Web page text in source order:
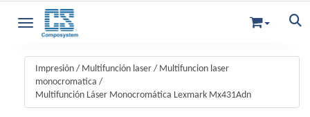
Toggle navigation
Impresión / Multifunción laser / Multifuncion laser
monocromatica /
Multifunción Láser Monocromática Lexmark Mx431Adn